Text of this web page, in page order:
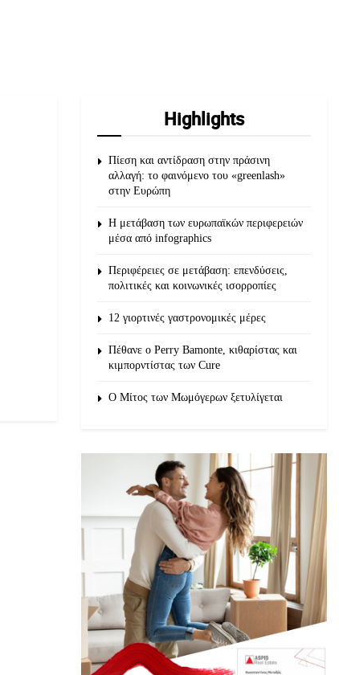
Highlights
Πίεση και αντίδραση στην πράσινη
αλλαγή: το φαινόμενο του «greenlash»
στην Ευρώπη
Η μετάβαση των ευρωπαϊκών περιφερειών
μέσα από infographics
Περιφέρειες σε μετάβαση: επενδύσεις,
πολιτικές και κοινωνικές ισορροπίες
12 γιορτινές γαστρονομικές μέρες
Πέθανε ο Perry Bamonte, κιθαρίστας και
κιμπορντίστας των Cure
O Μίτος των Μωμόγερων ξετυλίγεται